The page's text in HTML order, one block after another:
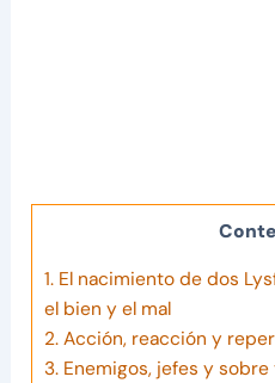
1.El nacimiento de dos
el bien y el mal
2.Acción, reacción y
3.Enemigos, jefes y